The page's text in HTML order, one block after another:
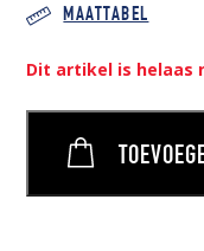
MAATTABEL
Dit artikel is helaas